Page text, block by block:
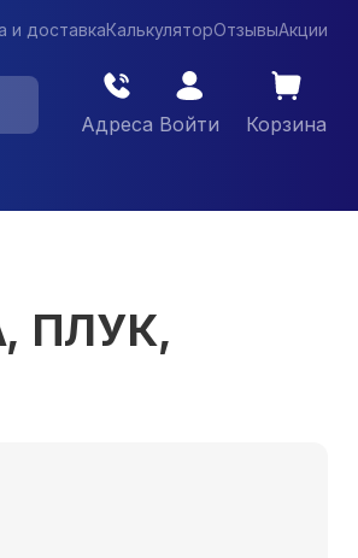
и доставкаКалькуляторОтзывыАкции
Адреса Войти Корзина
ПЛУК,